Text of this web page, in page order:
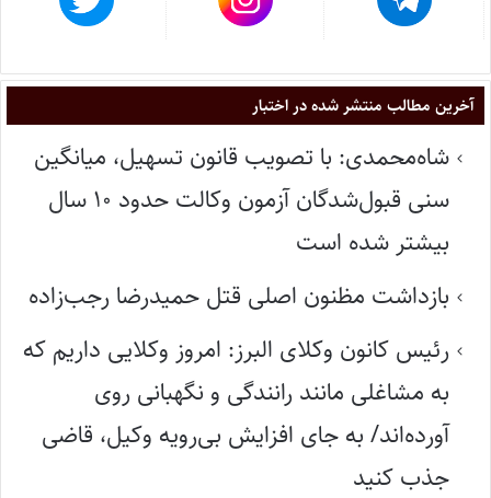
آخرین مطالب منتشر شده در اختبار
شاه‌محمدی: با تصویب قانون تسهیل، میانگین
سنی قبول‌شدگان آزمون وکالت حدود ۱۰ سال
بیشتر شده است
بازداشت مظنون اصلی قتل حمیدرضا رجب‌زاده
رئیس کانون وکلای البرز: امروز وکلایی داریم که
به مشاغلی مانند رانندگی و نگهبانی روی
آورده‌اند/ به جای افزایش بی‌رویه وکیل، قاضی
جذب کنید